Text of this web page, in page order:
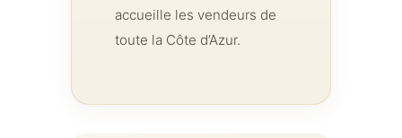
accueille les vendeurs de
toute la Côte d’Azur.